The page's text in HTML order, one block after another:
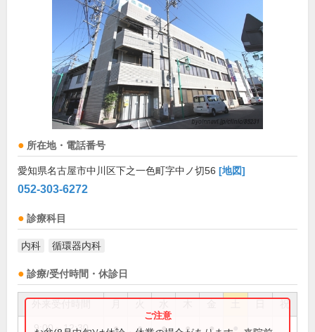
所在地・電話番号
愛知県名古屋市中川区下之一色町字中ノ切56 [地図]
052-303-6272
診療科目
内科 循環器内科
診療/受付時間・休診日
祝
9:00～12:30 ● ● ● ● ●